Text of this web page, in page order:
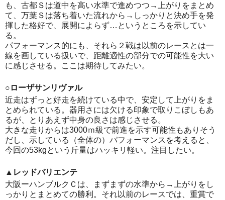
も、古都Ｓは道中を高い水準で進めつつ→上がりをまとめ
て、万葉Ｓは落ち着いた流れから→しっかりと決め手を発
揮した格好で、展開によらず…というところを示してい
る。
パフォーマンス的にも、それら２戦は以前のレースとは一
線を画している扱いで、距離適性の部分での可能性を大い
に感じさせる。ここは期待してみたい。
○ローザサンリヴァル
近走はずっと好走を続けている中で、安定して上がりをま
とめられている。器用さには欠ける印象で取りこぼしもあ
るが、とりあえず中身の良さは感じさせる。
大きな走りからは3000ｍ級で前進を示す可能性もありそう
だし、示している（全体の）パフォーマンスを考えると、
今回の53kgという斤量はハッキリ軽い。注目したい。
▲レッドバリエンテ
大阪ーハンブルクＣは、まずまずの水準から→上がりをし
っかりとまとめての勝利。それ以前のレースでは、重賞で